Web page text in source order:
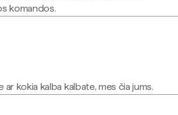
komandos.
kokia kalba kalbate, mes čia jums.